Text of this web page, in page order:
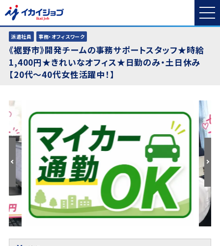
派遣社員 事務・オフィスワーク
《裾野市》開発チームの事務サポートスタッフ★時給
1,400円★きれいなオフィス★日勤のみ・土日休み
【20代〜40代女性活躍中！】